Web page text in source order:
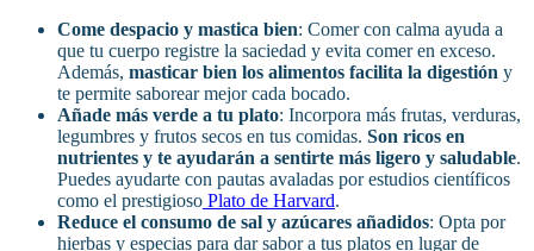
Come despacio y mastica bien: Comer con calma ayuda a
que tu cuerpo registre la saciedad y evita comer en exceso.
Además, masticar bien los alimentos facilita la digestión y
te permite saborear mejor cada bocado.
Añade más verde a tu plato: Incorpora más frutas, verduras,
legumbres y frutos secos en tus comidas. Son ricos en
nutrientes y te ayudarán a sentirte más ligero y saludable.
Puedes ayudarte con pautas avaladas por estudios científicos
como el prestigioso Plato de Harvard.
Reduce el consumo de sal y azúcares añadidos: Opta por
hierbas y especias para dar sabor a tus platos en lugar de